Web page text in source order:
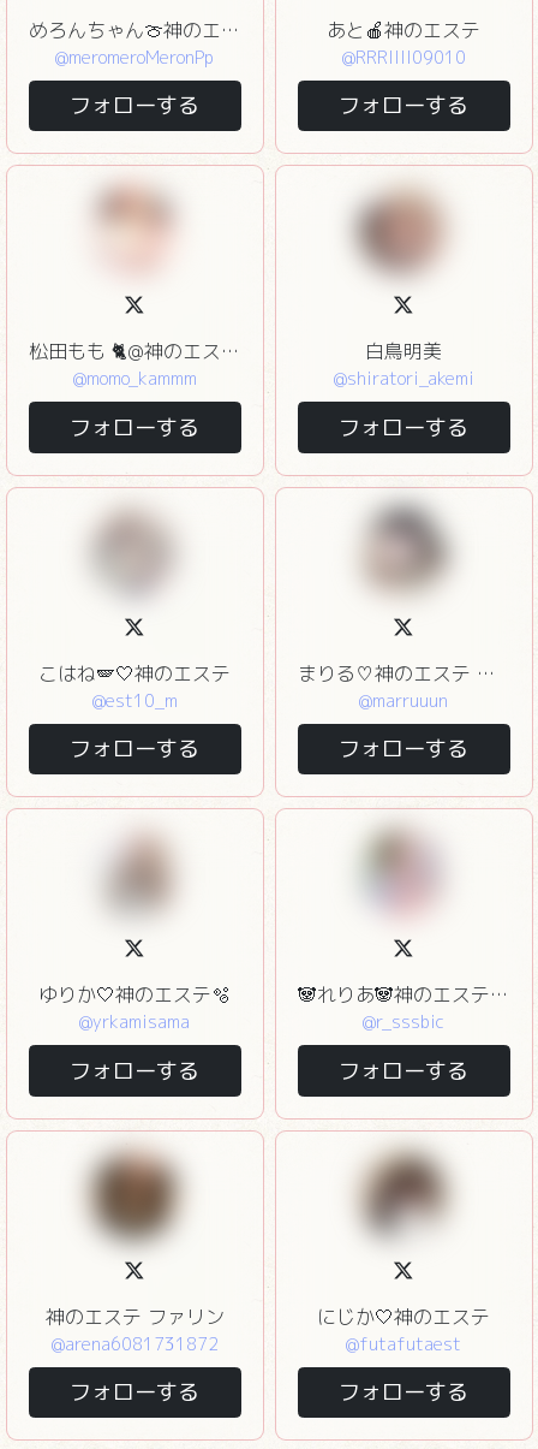
めろんちゃん🍈神のエステ
@meromeroMeronPp
フォローする
あと🍎神のエステ
@RRRIIII09010
フォローする
松田もも 🐈@神のエステ赤坂
@momo_kammm
フォローする
白鳥明美
@shiratori_akemi
フォローする
こはね🪽🤍神のエステ
@est10_m
フォローする
まりる♡神のエステ 三軒茶屋
@marruuun
フォローする
ゆりか🤍神のエステ🫧
@yrkamisama
フォローする
🐼れりあ🐼神のエステ赤坂
@r_sssbic
フォローする
神のエステ ファリン
@arena6081731872
フォローする
にじか🤍神のエステ
@futafutaest
フォローする